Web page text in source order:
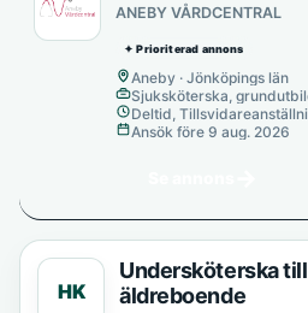
ANEBY VÅRDCENTRAL
✦ Prioriterad annons
Aneby · Jönköpings län
Sjuksköterska,
Deltid,
provanställning), Tills vidare
Ansök före 9 aug. 2026
HK
Undersköterska
äldreboende